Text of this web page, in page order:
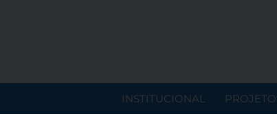
INSTITUCIONAL